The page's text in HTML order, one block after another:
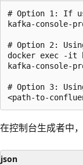
# Option 1: If
kafka-console-
# Option 2:
docker exec -it
kafka-console-
# Option 3:
在控制台生成者中，
json